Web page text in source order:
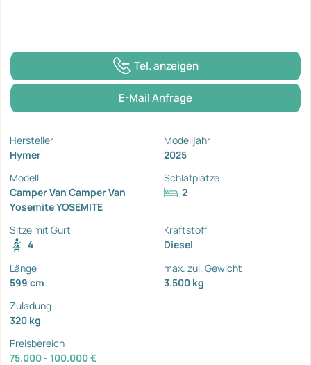
Tel. anzeigen
E-Mail Anfrage
Hersteller
Hymer
Modelljahr
2025
Modell
Camper Van Camper Van
Yosemite YOSEMITE
Schlafplätze
2
Sitze mit Gurt
4
Kraftstoff
Diesel
Länge
599 cm
max. zul. Gewicht
3.500 kg
Zuladung
320 kg
Preisbereich
75.000 - 100.000 €